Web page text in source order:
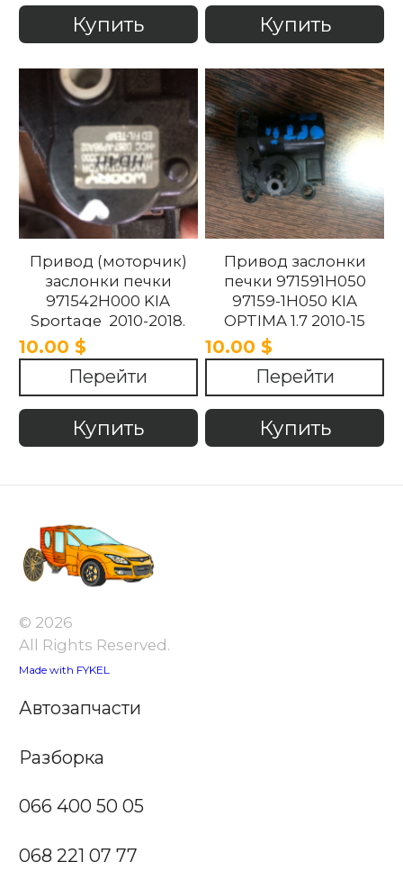
Купить Купить
Привод (моторчик)
заслонки печки
971542H000 KIA
Sportage 2010-2018.
10.00 $
Перейти
Купить
Привод заслонки
печки 971591H050
97159-1H050 KIA
OPTIMA 1.7 2010-15
10.00 $
Перейти
Купить
© 2026
All Rights Reserved.
Made with FYKEL
Автозапчасти
Разборка
066 400 50 05
068 221 07 77